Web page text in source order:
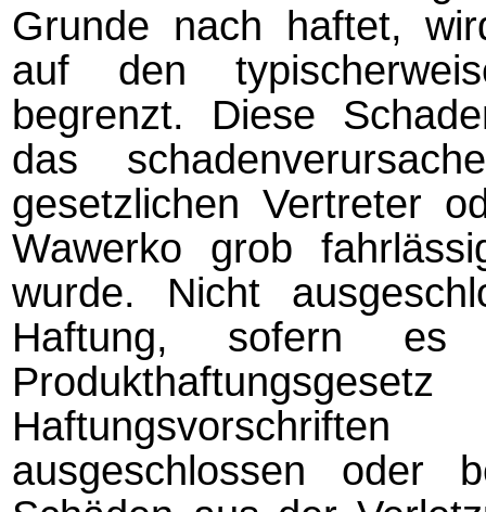
Grunde nach haftet,
auf den
begrenzt. Diese
das
gesetzlichen Vertreter
Wawerko grob
wurde. Nicht
Haftung, sofern
ausgeschlossen oder